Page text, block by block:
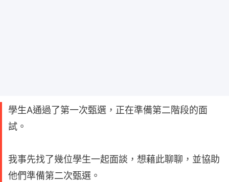
學生A通過了第一次甄選，正在準備第二階段的面
試。
我事先找了幾位學生一起面談，想藉此聊聊，並協助
他們準備第二次甄選。